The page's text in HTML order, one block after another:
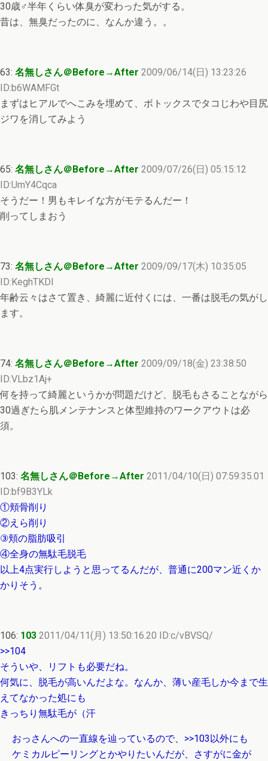
30歳♂半年くらい体臭が変わった気がする。
昔は、無臭だったのに、なんか違う。。
63: 名無しさん＠Before→After 2009/06/14(日) 13:23:26
ID:b6WAMFGt
まずはヒアルでへこみを埋めて、ボトックスでタコじわや目尻
ジワを消してみよう
65: 名無しさん＠Before→After 2009/07/26(日) 05:15:12
ID:UmY4Cqca
そうだー！男もキレイな方がモテるんだー！
削ってしまおう
73: 名無しさん＠Before→After 2009/09/17(木) 10:35:05
ID:KeghTKDI
年齢云々はさて置き、綺麗に近付くには、一番は脱毛の気がし
ます。
74: 名無しさん＠Before→After 2009/09/18(金) 23:38:50
ID:VLbz1Aj+
何を持って綺麗というかが問題だけど、脱毛もさることながら
30過ぎたら肌メンテナンスと体型維持のワークアウトは必
須。
103: 名無しさん＠Before→After 2011/04/10(日) 07:59:35.01
ID:bf9B3YLk
①頬骨削り
②えら削り
③頬の脂肪吸引
④全身の無駄毛脱毛
以上4点実行しようと思ってるんだが、普通に200マン近くか
かりそう。
106: 103 2011/04/11(月) 13:50:16.20 ID:c/vBVSQ/
>>104
そういや、リフトも必要だね。
何気に、脱毛が高いんだよな。なんか、薄い産毛しか今まで生
えてなかった処にも
きっちり無駄毛が（汗
おっさんへの一直線を辿っているので、 >>103以外にも
ケミカルピーリングとかやりたいんだが、さすがに金が